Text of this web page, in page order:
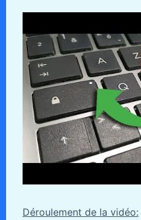
Déroulement de la vidéo: